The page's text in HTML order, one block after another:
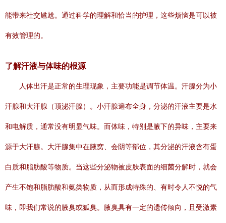
能带来社交尴尬。通过科学的理解和恰当的护理，这些烦恼是可以被
有效管理的。
了解汗液与体味的根源
人体出汗是正常的生理现象，主要功能是调节体温。汗腺分为小
汗腺和大汗腺（顶泌汗腺）。小汗腺遍布全身，分泌的汗液主要是水
和电解质，通常没有明显气味。而体味，特别是腋下的异味，主要来
源于大汗腺。大汗腺集中在腋窝、会阴等部位，其分泌的汗液含有蛋
白质和脂肪酸等物质。当这些分泌物被皮肤表面的细菌分解时，就会
产生不饱和脂肪酸和氨类物质，从而形成特殊的、有时令人不悦的气
味，即我们常说的腋臭或狐臭。腋臭具有一定的遗传倾向，且受激素